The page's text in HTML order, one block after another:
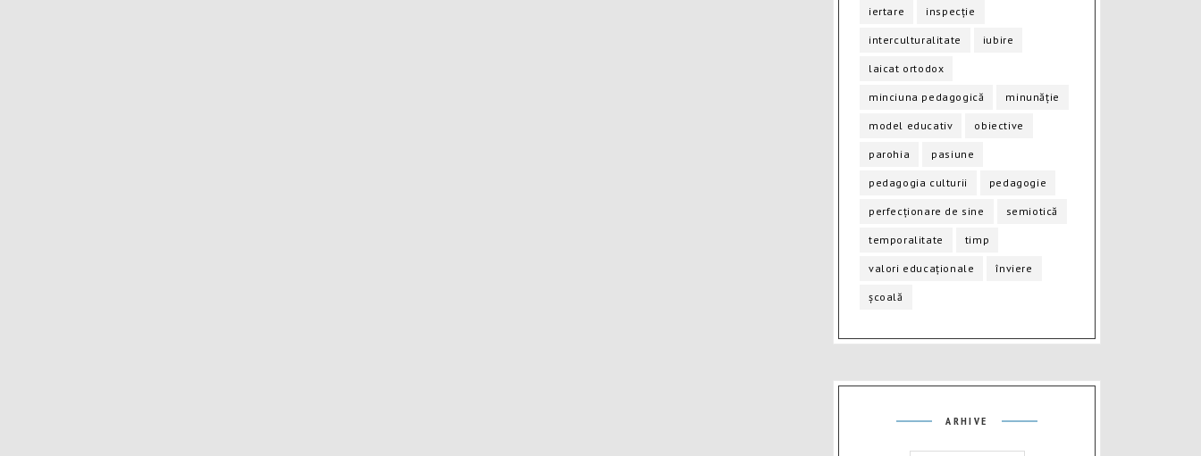
iertare inspecție
interculturalitate iubire
laicat ortodox
minciuna pedagogică minunăție
model educativ obiective
parohia pasiune
pedagogia culturii pedagogie
perfecționare de sine semiotică
temporalitate timp
valori educaționale înviere
școală
ARHIVE Arhive